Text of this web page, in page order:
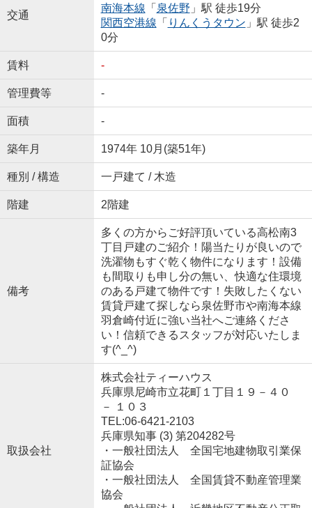
交通
南海本線 「 泉佐野 」駅 徒歩19分
関西空港線 「 りんくうタウン 」駅 徒歩2
0分
賃料 -
管理費等 -
面積 -
築年月 1974年 10月(築51年)
種別 / 構造 一戸建て / 木造
階建 2階建
備考
多くの方からご好評頂いている高松南3
丁目戸建のご紹介！陽当たりが良いので
洗濯物もすぐ乾く物件になります！設備
も間取りも申し分の無い、快適な住環境
のある戸建て物件です！失敗したくない
賃貸戸建て探しなら泉佐野市や南海本線
羽倉崎付近に強い当社へご連絡くださ
い！信頼できるスタッフが対応いたしま
す(^_^)
取扱会社
株式会社ティーハウス
兵庫県尼崎市立花町１丁目１９－４０
－ １０３
TEL:06-6421-2103
兵庫県知事 (3) 第204282号
・一般社団法人 全国宅地建物取引業保
証協会
・一般社団法人 全国賃貸不動産管理業
協会